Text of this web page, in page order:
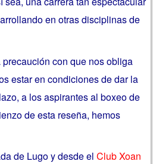
en otras disciplinas de
con que nos obliga
estar en condiciones de dar la
a los aspirantes al boxeo de
de esta reseña, hemos
de Lugo y desde elClub Xoan